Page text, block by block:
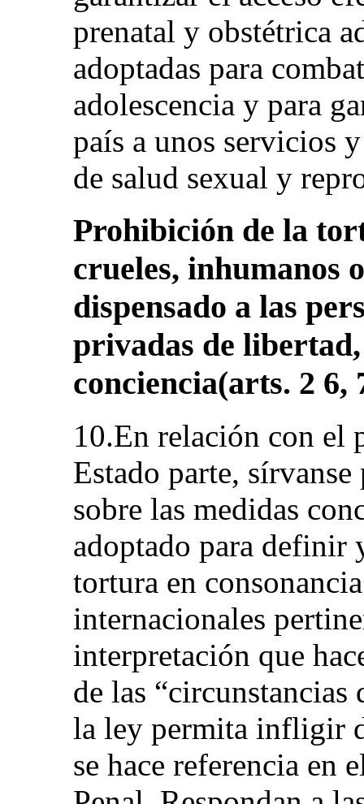
prenatal y obstétrica
adoptadas para
adolescencia y para
país a unos servicios
de salud sexual y
Prohibición de la
crueles, inhumanos
dispensado a las
privadas de
conciencia(arts. 2 6,
10.En relación con el
Estado parte,
sobre las medidas
adoptado para
tortura en
internacionales
interpretación que
de las “circunstancias
la ley permita infligir
se hace referencia en